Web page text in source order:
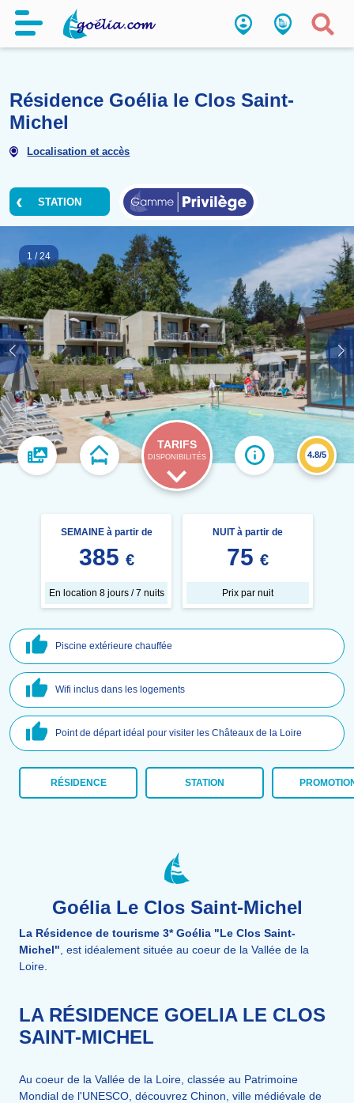
Résidence Goélia le Clos
Michel
Localisation et accès
STATION
1 /24
TARIFS
DISPONIBILITÉS 4.8/5
SEMAINE à partir de
385 €
En location 8 jours / 7 nuits
NUIT à partir de
75 €
Prix par nuit
Piscine extérieure chauffée
Wifi inclus dans les logements
Point de départ idéal pour visiter les Châteaux de la Loire
RÉSIDENCE STATION
Goélia Le Clos Saint-Michel
La Résidence de tourisme 3* Goélia "Le Clos Saint-
Michel" , est idéalement située au coeur de la Vallée de la
Loire.
LA RÉSIDENCE GOELIA LE CLOS
SAINT-MICHEL
Au coeur de la Vallée de la Loire, classée au Patrimoine
Mondial de l'UNESCO, découvrez Chinon, ville médiévale de